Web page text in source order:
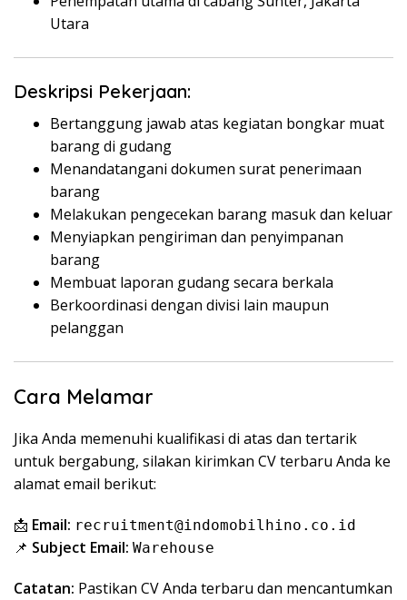
Utara
Deskripsi Pekerjaan:
Bertanggung jawab atas kegiatan bongkar muat
barang di gudang
Menandatangani dokumen surat penerimaan
barang
Melakukan pengecekan barang masuk dan keluar
Menyiapkan pengiriman dan penyimpanan
barang
Membuat laporan gudang secara berkala
Berkoordinasi dengan divisi lain maupun
pelanggan
Cara Melamar
Jika Anda memenuhi kualifikasi di atas dan tertarik
untuk bergabung, silakan kirimkan CV terbaru Anda ke
alamat email berikut:
📩 Email: recruitment@indomobilhino.co.id
📌 Subject Email: Warehouse
Catatan: Pastikan CV Anda terbaru dan mencantumkan